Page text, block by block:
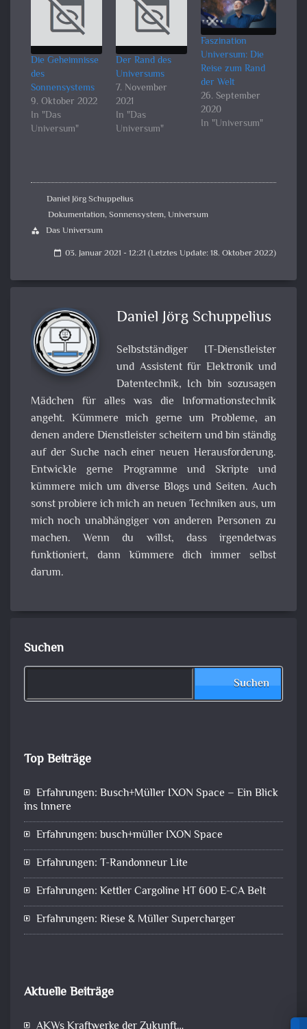
Die Geheimnisse
des
Sonnensystems
9. Oktober 2022
In "Das
Universum"
Der Rand des
Universums
7. November
2021
In "Das
Universum"
Faszination
Universum: Die
Reise zum Rand
der Welt
26. September
2020
In "Universum"
Daniel Jörg Schuppelius
Dokumentation,Sonnensystem,Universum
category Das Universum
calendar_today 03. Januar 2021 - 12:21 (Letztes Update: 18. Oktober 2022)
Daniel Jörg Schuppelius
Selbstständiger IT-Dienstleister
und Assistent für Elektronik und
Datentechnik, Ich bin sozusagen
Mädchen für alles was die Informationstechnik
angeht. Kümmere mich gerne um Probleme, an
denen andere Dienstleister scheitern und bin ständig
auf der Suche nach einer neuen Herausforderung.
Entwickle gerne Programme und Skripte und
kümmere mich um diverse Blogs und Seiten. Auch
sonst probiere ich mich an neuen Techniken aus, um
mich noch unabhängiger von anderen Personen zu
machen. Wenn du willst, dass irgendetwas
funktioniert, dann kümmere dich immer selbst
darum.
Suchen
Suchen
Top Beiträge
Erfahrungen: Busch+Müller IXON Space – Ein Blick
ins Innere
Erfahrungen: busch+müller IXON Space
Erfahrungen: T-Randonneur Lite
Erfahrungen: Kettler Cargoline HT 600 E-CA Belt
Erfahrungen: Riese & Müller Supercharger
Aktuelle Beiträge